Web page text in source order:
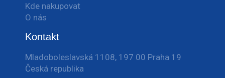
Kde nakupovat
O nás
Kontakt
Mladoboleslavská 1108, 197 00 Praha 19
Česká republika